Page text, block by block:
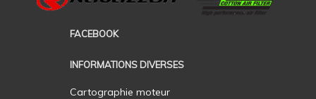
FACEBOOK
INFORMATIONS DIVERSES
Cartographie moteur